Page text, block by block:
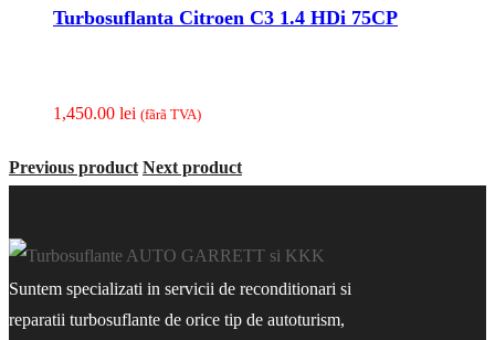
Turbosuflanta Citroen C3 1.4 HDi 75CP
1,450.00 lei (fãrã TVA)
Previous product Next product
Suntem specializati in servicii de reconditionari si
reparatii turbosuflante de orice tip de autoturism,